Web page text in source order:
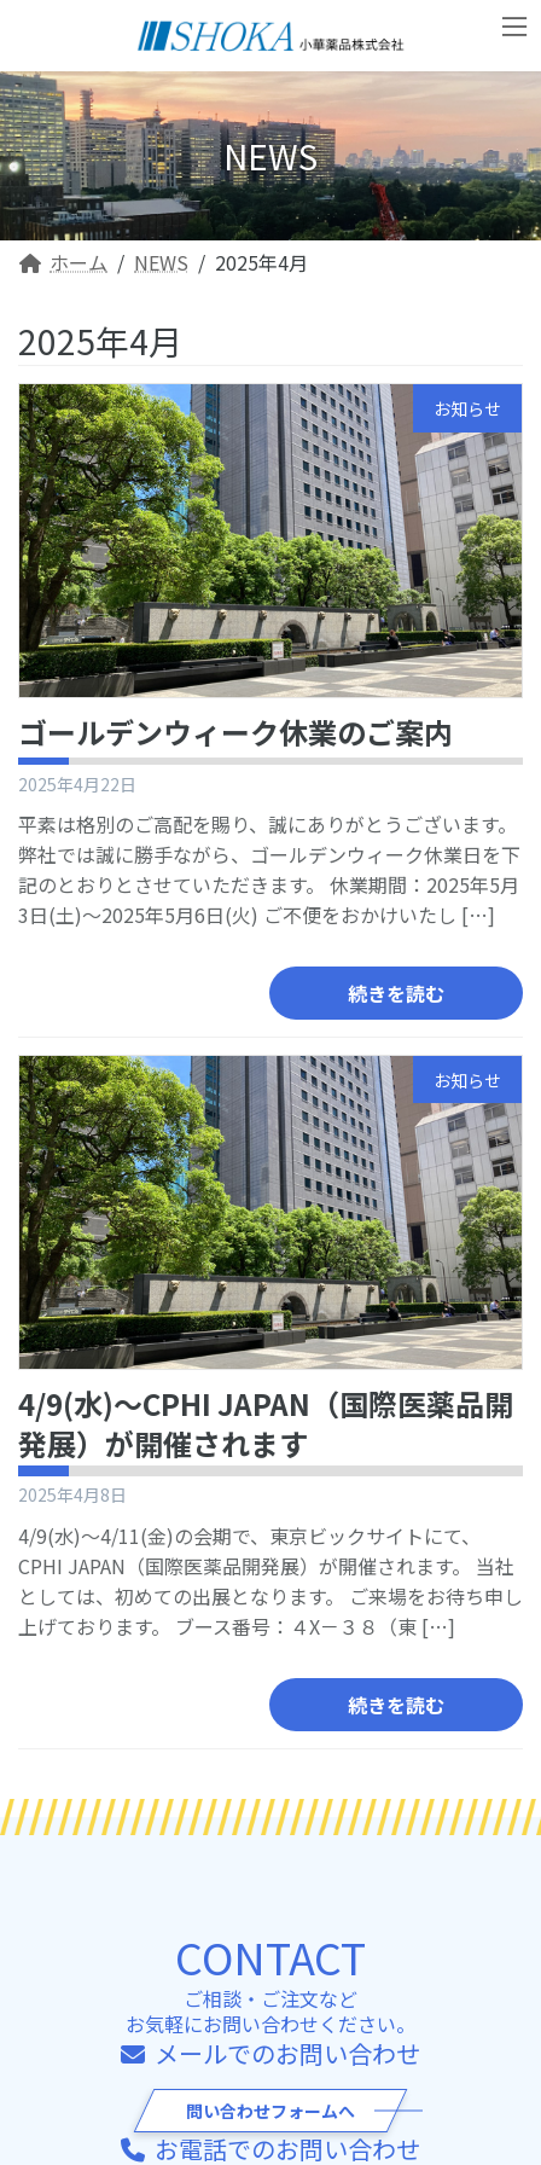
ン
ツ
へ
ス
キ
ッ
プ
ー
シ
ョ
ン
に
移
動
NEWS
ホーム NEWS 2025年4月
2025年4月
お知らせ
ゴールデンウィーク休業のご案内
2025年4月22日
平素は格別のご高配を賜り、誠にありがとうございます。
弊社では誠に勝手ながら、ゴールデンウィーク休業日を下
記のとおりとさせていただきます。 休業期間：2025年5月
3日(土)～2025年5月6日(火) ご不便をおかけいたし […]
続きを読む
お知らせ
4/9(水)～CPHI JAPAN（国際医薬品開
発展）が開催されます
2025年4月8日
4/9(水)～4/11(金)の会期で、東京ビックサイトにて、
CPHI JAPAN（国際医薬品開発展）が開催されます。 当社
としては、初めての出展となります。 ご来場をお待ち申し
上げております。 ブース番号：４X－３８（東 […]
続きを読む
CONTACT
ご相談・ご注文など
お気軽にお問い合わせください。
メールでのお問い合わせ
問い合わせフォームへ
お電話でのお問い合わせ